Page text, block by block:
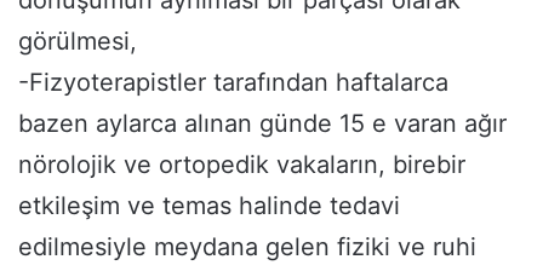
görülmesi,
-Fizyoterapistler tarafından haftalarca
bazen aylarca alınan günde 15 e varan ağır
nörolojik ve ortopedik vakaların, birebir
etkileşim ve temas halinde tedavi
edilmesiyle meydana gelen fiziki ve ruhi